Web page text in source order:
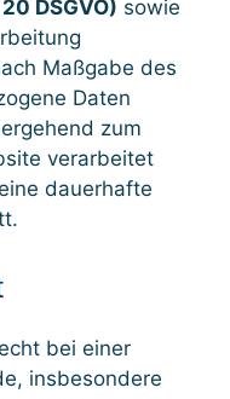
DSGVO) sowie
Maßgabe des
Daten
zum
verarbeitet
dauerhafte
bei einer
insbesondere